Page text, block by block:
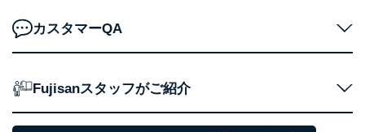
カスタマーQA
Fujisanスタッフがご紹介